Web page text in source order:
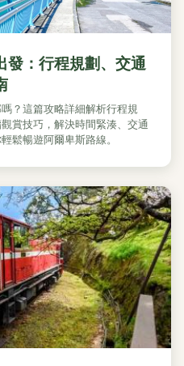
發：行程規劃、交通
？這篇攻略詳細解析行程規
賞技巧，解決時間緊湊、交通
鬆暢遊阿爾卑斯路線。